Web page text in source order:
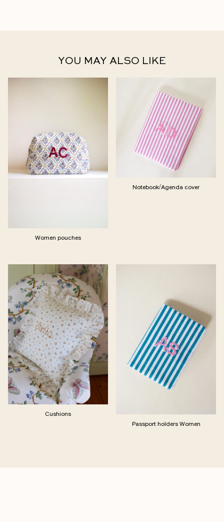
YOU MAY ALSO LIKE
Women pouches
Notebook/Agenda cover
Cushions
Passport holders Women